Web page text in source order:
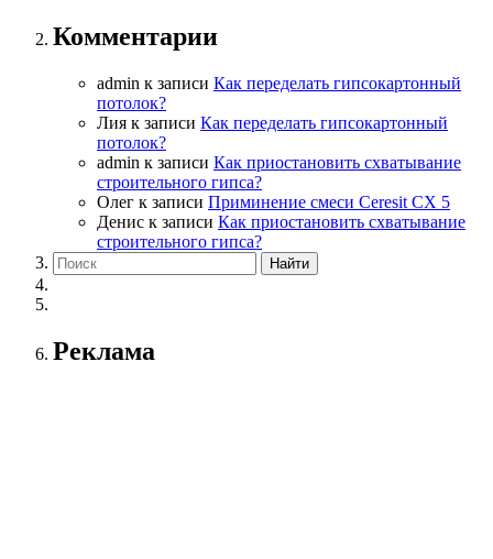
Комментарии
admin к записи Как переделать гипсокартонный
потолок?
Лия к записи Как переделать гипсокартонный
потолок?
admin к записи Как приостановить схватывание
строительного гипса?
Олег к записи Приминение смеси Ceresit СХ 5
Денис к записи Как приостановить схватывание
строительного гипса?
Реклама